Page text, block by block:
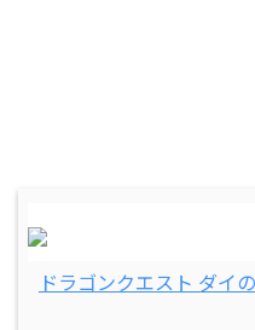
ドラゴンクエスト ダイ